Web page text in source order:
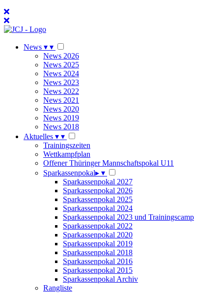
News ▾ ▾
News 2026
News 2025
News 2024
News 2023
News 2022
News 2021
News 2020
News 2019
News 2018
Aktuelles ▾ ▾
Trainingszeiten
Wettkampfplan
Offener Thüringer Mannschaftspokal U11
Sparkassenpokal▸ ▾
Sparkassenpokal 2027
Sparkassenpokal 2026
Sparkassenpokal 2025
Sparkassenpokal 2024
Sparkassenpokal 2023 und Trainingscamp
Sparkassenpokal 2022
Sparkassenpokal 2020
Sparkassenpokal 2019
Sparkassenpokal 2018
Sparkassenpokal 2016
Sparkassenpokal 2015
Sparkassenpokal Archiv
Rangliste